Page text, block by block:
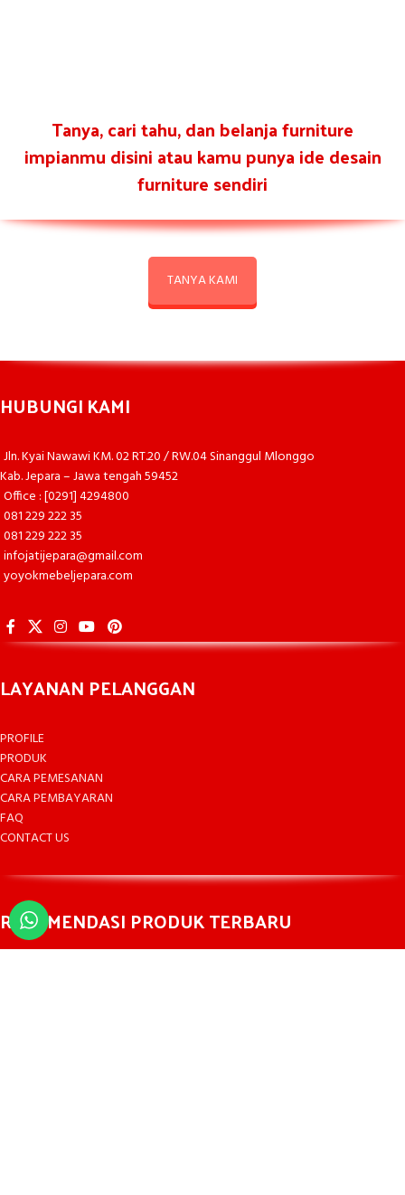
Tanya, cari tahu, dan belanja furniture
impianmu disini atau kamu punya ide desain
furniture sendiri
TANYA KAMI
HUBUNGI KAMI
Jln. Kyai Nawawi KM. 02 RT.20 / RW.04 Sinanggul Mlonggo
Kab. Jepara – Jawa tengah 59452
Office : [0291] 4294800
081 229 222 35
081 229 222 35
infojatijepara@gmail.com
yoyokmebeljepara.com
LAYANAN PELANGGAN
PROFILE
PRODUK
CARA PEMESANAN
CARA PEMBAYARAN
FAQ
CONTACT US
REKOMENDASI PRODUK TERBARU